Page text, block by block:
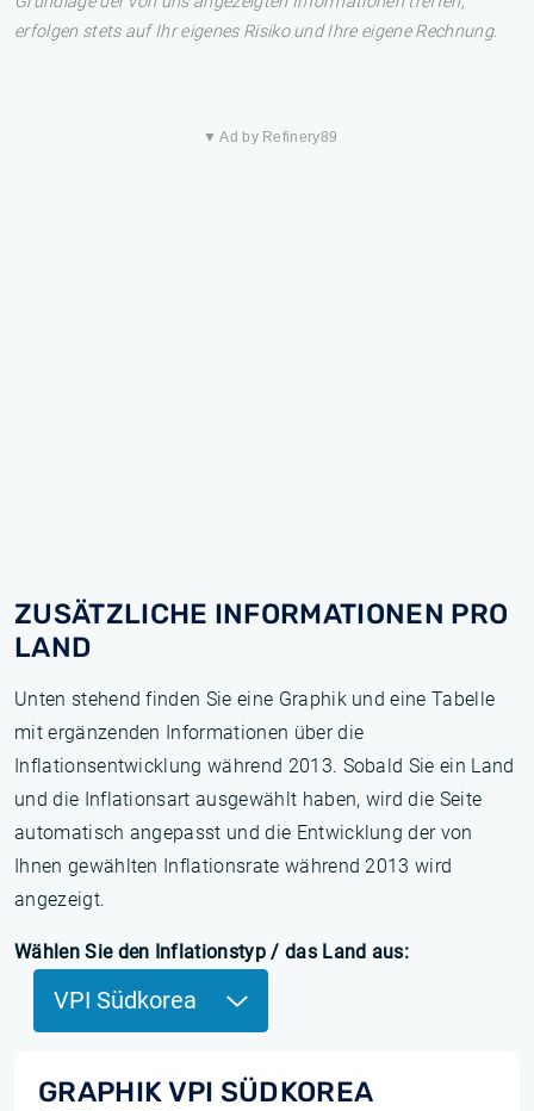
erfolgen stets auf Ihr eigenes Risiko und Ihre eigene Rechnung.
▼ Ad by Refinery89
ZUSÄTZLICHE INFORMATIONEN PRO
LAND
Unten stehend finden Sie eine Graphik und eine Tabelle
mit ergänzenden Informationen über die
Inflationsentwicklung während 2013. Sobald Sie ein Land
und die Inflationsart ausgewählt haben, wird die Seite
automatisch angepasst und die Entwicklung der von
Ihnen gewählten Inflationsrate während 2013 wird
angezeigt.
Wählen Sie den Inflationstyp / das Land aus:
VPI Südkorea
GRAPHIK VPI SÜDKOREA